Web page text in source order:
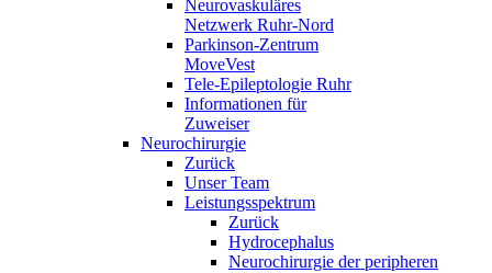
Neurovaskuläres
Netzwerk Ruhr-Nord
Parkinson-Zentrum
MoveVest
Tele-Epileptologie Ruhr
Informationen für
Zuweiser
Neurochirurgie
Zurück
Unser Team
Leistungsspektrum
Zurück
Hydrocephalus
Neurochirurgie der peripheren